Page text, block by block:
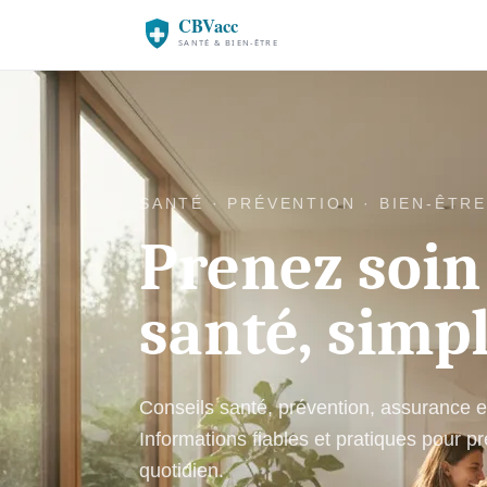
SANTÉ · PRÉVENTION · BIEN-ÊTRE
Prenez
santé,
Conseils santé, prévention, assurance
Informations fiables et pratiques pour
quotidien.